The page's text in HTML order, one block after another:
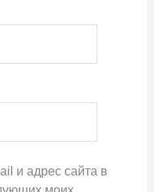
и адрес сайта в